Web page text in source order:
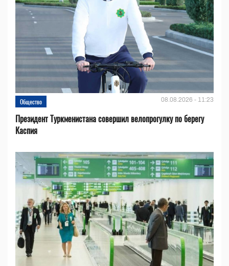
Общество 08.08.2026 - 11:23
Президент Туркменистана совершил велопрогулку по берегу
Каспия